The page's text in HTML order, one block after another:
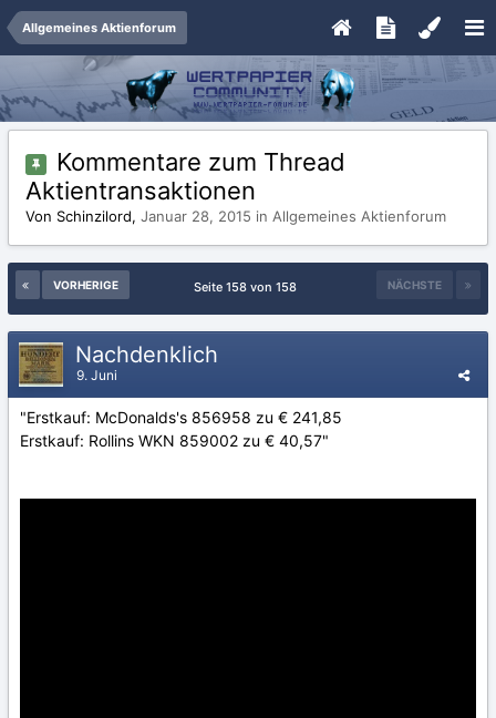
Allgemeines Aktienforum
Kommentare zum Thread
Aktientransaktionen
Von Schinzilord, Januar 28, 2015 in Allgemeines Aktienforum
VORHERIGE NÄCHSTE
Seite 158 von 158
Nachdenklich
9. Juni
"Erstkauf: McDonalds's 856958 zu € 241,85
Erstkauf: Rollins WKN 859002 zu € 40,57"